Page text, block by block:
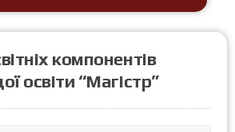
компонентів
освіти “Магістр”